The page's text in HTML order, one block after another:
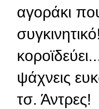
αγοράκι
ψάχνεις
τσ. Άντρες!